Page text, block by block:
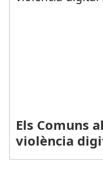
Els Comuns
violència